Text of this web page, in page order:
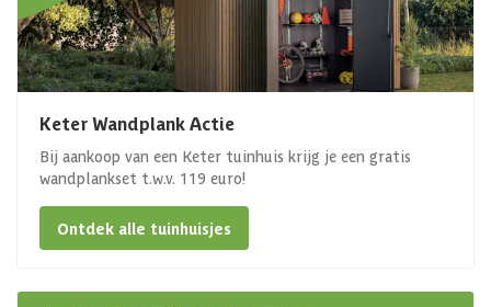
Keter Wandplank Actie
Bij aankoop van een Keter tuinhuis krijg je een gratis
wandplankset t.w.v. 119 euro!
Ontdek alle tuinhuisjes